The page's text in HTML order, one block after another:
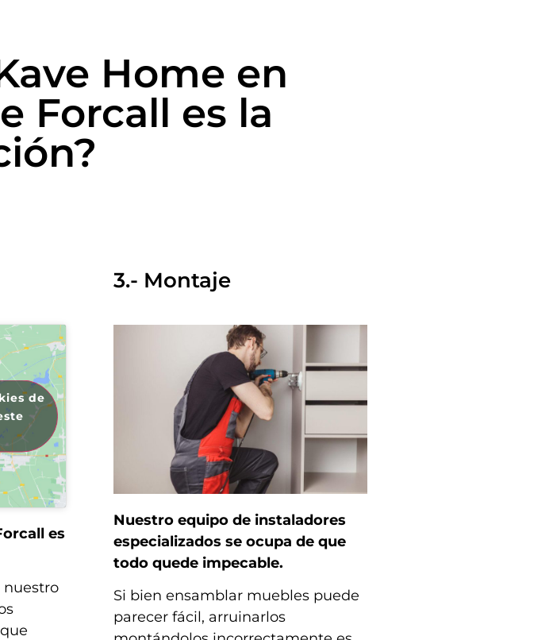
Home en
Forcall es la
de
es
nuestro
3.- Montaje
Nuestro equipo de instaladores
especializados se ocupa de que
todo quede impecable.
Si bien ensamblar muebles puede
parecer fácil, arruinarlos